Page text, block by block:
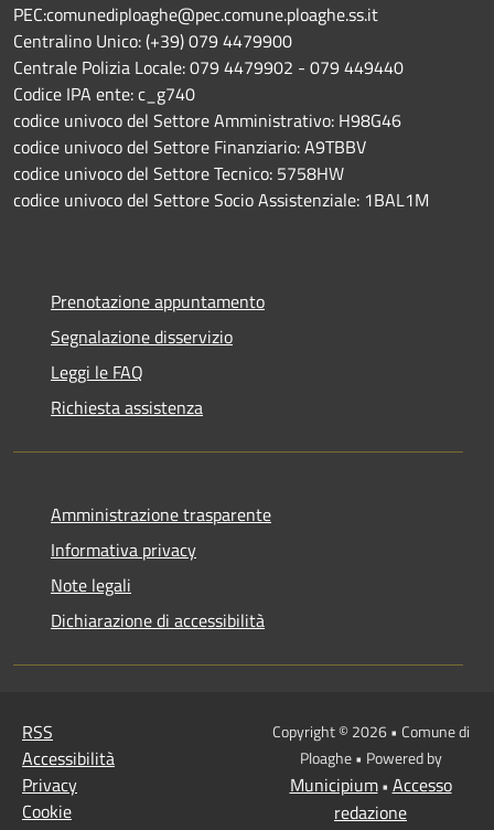
PEC:comunediploaghe@pec.comune.ploaghe.ss.it
Centralino Unico: (+39) 079 4479900
Centrale Polizia Locale: 079 4479902 - 079 449440
Codice IPA ente: c_g740
codice univoco del Settore Amministrativo: H98G46
codice univoco del Settore Finanziario: A9TBBV
codice univoco del Settore Tecnico: 5758HW
codice univoco del Settore Socio Assistenziale: 1BAL1M
Prenotazione appuntamento
Segnalazione disservizio
Leggi le FAQ
Richiesta assistenza
Amministrazione trasparente
Informativa privacy
Note legali
Dichiarazione di accessibilità
RSS
Accessibilità
Privacy
Cookie
Copyright © 2026 • Comune di
Ploaghe • Powered by
Municipium• Accesso
redazione